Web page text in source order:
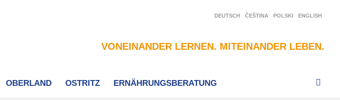
DEUTSCH ČEŠTINA POLSKI ENGLISH
VONEINANDER LERNEN. MITEINANDER LEBEN.
OBERLAND OSTRITZ ERNÄHRUNGSBERATUNG